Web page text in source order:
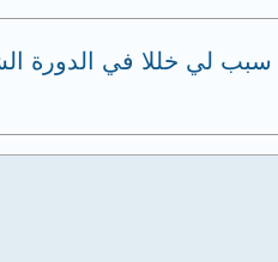
وبدأت بتناول حبوب منع الحمل منذ6أشهر